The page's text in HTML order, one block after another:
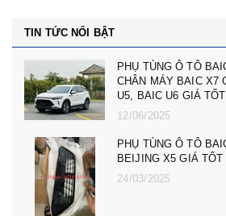
TIN TỨC NỔI BẬT
cản trước badoxoc
trước 10745966 - phụ
nhất
23/02/2025
PHỤ TÙNG Ô TÔ MG
MG HS GIÁ TỐT
LÁI NGOÀI MG RX5,